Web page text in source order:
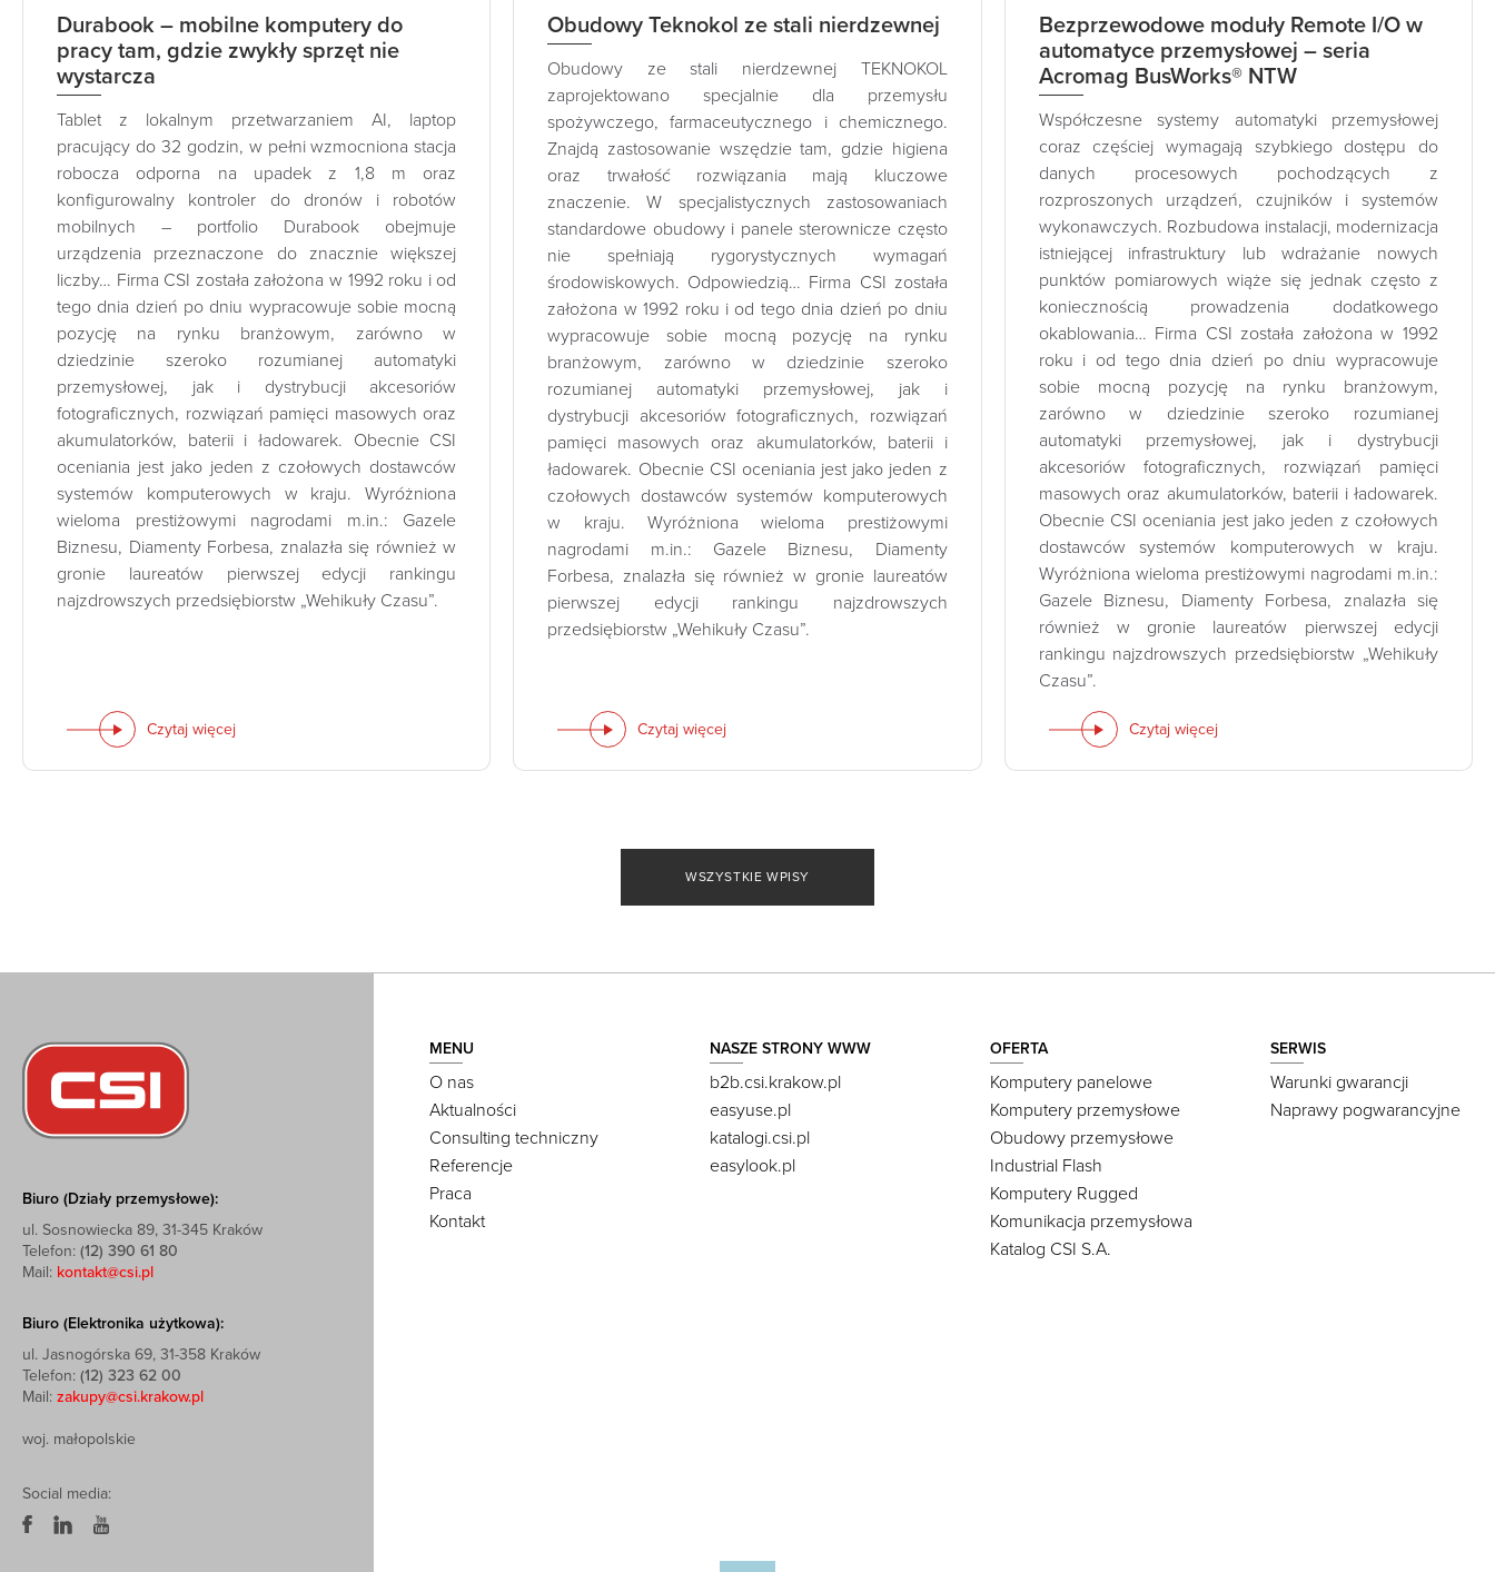
Durabook – mobilne komputery do
pracy tam, gdzie zwykły sprzęt nie
wystarcza
Tablet z lokalnym przetwarzaniem AI, laptop
pracujący do 32 godzin, w pełni wzmocniona stacja
robocza odporna na upadek z 1,8 m oraz
konfigurowalny kontroler do dronów i robotów
mobilnych – portfolio Durabook obejmuje
urządzenia przeznaczone do znacznie większej
liczby… Firma CSI została założona w 1992 roku i od
tego dnia dzień po dniu wypracowuje sobie mocną
pozycję na rynku branżowym, zarówno w
dziedzinie szeroko rozumianej automatyki
przemysłowej, jak i dystrybucji akcesoriów
fotograficznych, rozwiązań pamięci masowych oraz
akumulatorków, baterii i ładowarek. Obecnie CSI
oceniania jest jako jeden z czołowych dostawców
systemów komputerowych w kraju. Wyróżniona
wieloma prestiżowymi nagrodami m.in.: Gazele
Biznesu, Diamenty Forbesa, znalazła się również w
gronie laureatów pierwszej edycji rankingu
najzdrowszych przedsiębiorstw „Wehikuły Czasu”.
Czytaj więcej
Obudowy Teknokol ze stali nierdzewnej
Obudowy ze stali nierdzewnej TEKNOKOL
zaprojektowano specjalnie dla przemysłu
spożywczego, farmaceutycznego i chemicznego.
Znajdą zastosowanie wszędzie tam, gdzie higiena
oraz trwałość rozwiązania mają kluczowe
znaczenie. W specjalistycznych zastosowaniach
standardowe obudowy i panele sterownicze często
nie spełniają rygorystycznych wymagań
środowiskowych. Odpowiedzią… Firma CSI została
założona w 1992 roku i od tego dnia dzień po dniu
wypracowuje sobie mocną pozycję na rynku
branżowym, zarówno w dziedzinie szeroko
rozumianej automatyki przemysłowej, jak i
dystrybucji akcesoriów fotograficznych, rozwiązań
pamięci masowych oraz akumulatorków, baterii i
ładowarek. Obecnie CSI oceniania jest jako jeden z
czołowych dostawców systemów komputerowych
w kraju. Wyróżniona wieloma prestiżowymi
nagrodami m.in.: Gazele Biznesu, Diamenty
Forbesa, znalazła się również w gronie laureatów
pierwszej edycji rankingu najzdrowszych
przedsiębiorstw „Wehikuły Czasu”.
Czytaj więcej
Bezprzewodowe moduły Remote I/O w
automatyce przemysłowej – seria
Acromag BusWorks® NTW
Współczesne systemy automatyki przemysłowej
coraz częściej wymagają szybkiego dostępu do
danych procesowych pochodzących z
rozproszonych urządzeń, czujników i systemów
wykonawczych. Rozbudowa instalacji, modernizacja
istniejącej infrastruktury lub wdrażanie nowych
punktów pomiarowych wiąże się jednak często z
koniecznością prowadzenia dodatkowego
okablowania… Firma CSI została założona w 1992
roku i od tego dnia dzień po dniu wypracowuje
sobie mocną pozycję na rynku branżowym,
zarówno w dziedzinie szeroko rozumianej
automatyki przemysłowej, jak i dystrybucji
akcesoriów fotograficznych, rozwiązań pamięci
masowych oraz akumulatorków, baterii i ładowarek.
Obecnie CSI oceniania jest jako jeden z czołowych
dostawców systemów komputerowych w kraju.
Wyróżniona wieloma prestiżowymi nagrodami m.in.:
Gazele Biznesu, Diamenty Forbesa, znalazła się
również w gronie laureatów pierwszej edycji
rankingu najzdrowszych przedsiębiorstw „Wehikuły
Czasu”.
Czytaj więcej
WSZYSTKIE WPISY
Biuro (Działy przemysłowe):
ul. Sosnowiecka 89, 31-345 Kraków
Telefon: (12) 390 61 80
Mail: kontakt@csi.pl
Biuro (Elektronika użytkowa):
ul. Jasnogórska 69, 31-358 Kraków
Telefon: (12) 323 62 00
Mail: zakupy@csi.krakow.pl
woj. małopolskie
Social media:
MENU
O nas
Aktualności
Consulting techniczny
Referencje
Praca
Kontakt
NASZE STRONY WWW
b2b.csi.krakow.pl
easyuse.pl
katalogi.csi.pl
easylook.pl
OFERTA
Komputery panelowe
Komputery przemysłowe
Obudowy przemysłowe
Industrial Flash
Komputery Rugged
Komunikacja przemysłowa
Katalog CSI S.A.
SERWIS
Warunki gwarancji
Naprawy pogwarancyjne